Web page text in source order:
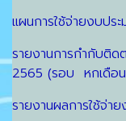
แผนการใช้จ่ายงบปร
รายงานการกำกับติด
2565 (รอบ หกเดือ
รายงานผลการใช้จ่า